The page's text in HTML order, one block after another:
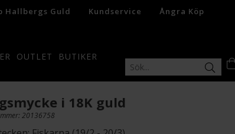
Hallbergs Guld Kundservice Ångra Köp
OUTLET
BUTIKER
i 18K guld
20136758